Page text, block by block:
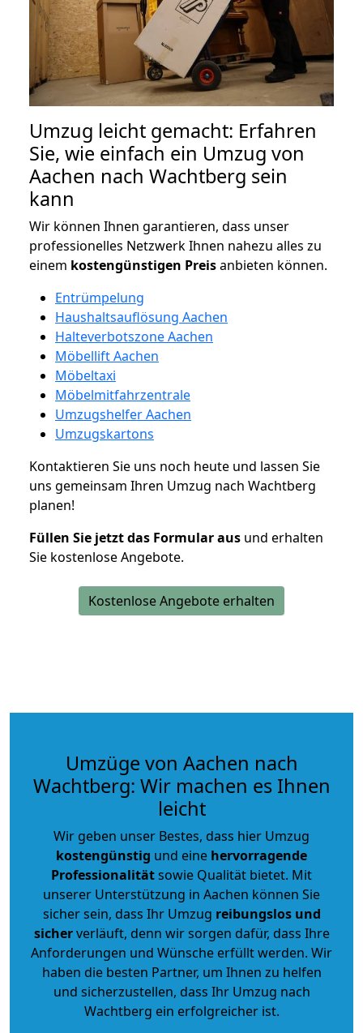
Umzug leicht gemacht: Erfahren
Sie, wie einfach ein Umzug von
Aachen nach Wachtberg sein
kann
Wir können Ihnen garantieren, dass unser
professionelles Netzwerk Ihnen nahezu alles zu
einem kostengünstigen Preisanbieten können.
Entrümpelung
Haushaltsauflösung Aachen
Halteverbotszone Aachen
Möbellift Aachen
Möbeltaxi
Möbelmitfahrzentrale
Umzugshelfer Aachen
Umzugskartons
Kontaktieren Sie uns noch heute und lassen Sie
uns gemeinsam Ihren Umzug nach Wachtberg
planen!
Füllen Sie jetzt das Formular aus und erhalten
Sie kostenlose Angebote.
Kostenlose Angebote erhalten
Umzüge von Aachen nach
Wachtberg: Wir machen es Ihnen
leicht
Wir geben unser Bestes, dass hier Umzug
kostengünstig und eine hervorragende
Professionalitätsowie Qualität bietet. Mit
unserer Unterstützung in Aachen können Sie
sicher sein, dass Ihr Umzug reibungslos und
sicherverläuft, denn wir sorgen dafür, dass Ihre
Anforderungen und Wünsche erfüllt werden. Wir
haben die besten Partner, um Ihnen zu helfen
und sicherzustellen, dass Ihr Umzug nach
Wachtberg ein erfolgreicher ist.